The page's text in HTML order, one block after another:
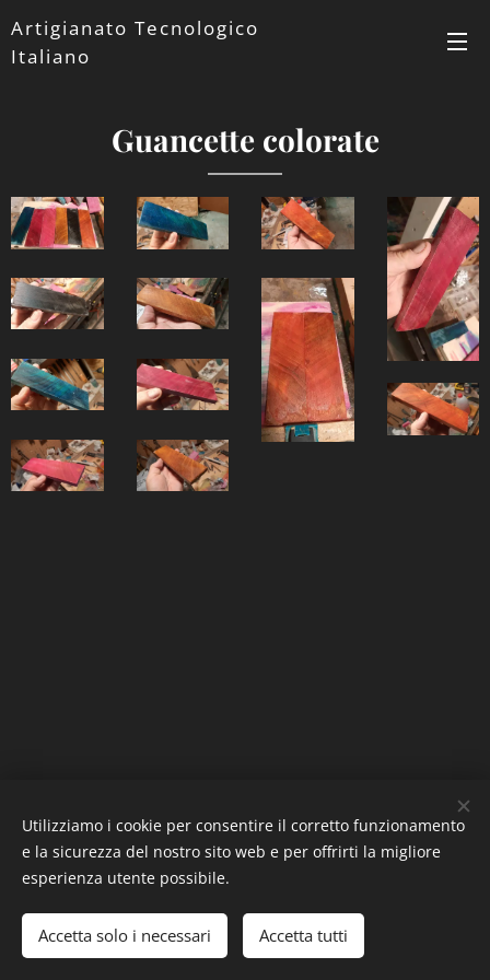
Artigianato Tecnologico
Italiano
Guancette colorate
Webnode Cookies
Utilizziamo i cookie per consentire il corretto funzionamento
e la sicurezza del nostro sito web e per offrirti la migliore
esperienza utente possibile.
Accetta solo i necessari Accetta tutti